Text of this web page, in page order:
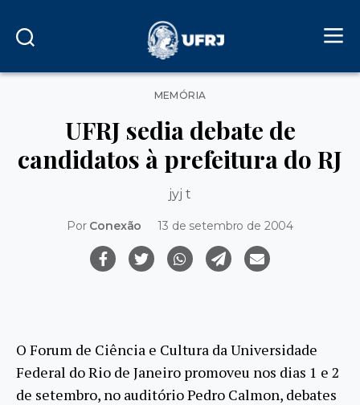
Categorias
MEMÓRIA
UFRJ sedia debate de
candidatos à prefeitura do RJ
jyj t
Por Conexão 13 de setembro de 2004
O Forum de Ciência e Cultura da Universidade
Federal do Rio de Janeiro promoveu nos dias 1 e 2
de setembro, no auditório Pedro Calmon, debates